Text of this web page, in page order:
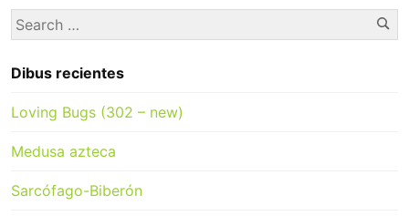
Search
for:
Dibus recientes
Loving Bugs (302 – new)
Medusa azteca
Sarcófago-Biberón